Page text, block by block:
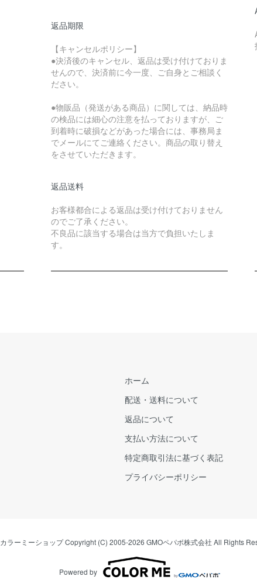
返品期限
【キャンセルポリシー】
●決済後のキャンセル、返品は受け付けておりま
せんので、決済前に今一度、ご自身とご相談く
ださい。
●物販品（発送がある商品）に関しては、納品時
の検品には細心の注意を払っておりますが、ご
到着時に破損などがあった場合には、事務局ま
でメールにてご連絡ください。商品の取り替え
をさせていただきます。
返品送料
お客様都合による返品は受け付けておりません
のでご了承ください。
不良品に該当する場合は当方で負担いたしま
す。
ホーム
配送・送料について
返品について
支払い方法について
特定商取引法に基づく表記
プライバシーポリシー
カラーミーショップCopyright (C) 2005-2026 GMOペパボ株式会社 All Rights
Powered by